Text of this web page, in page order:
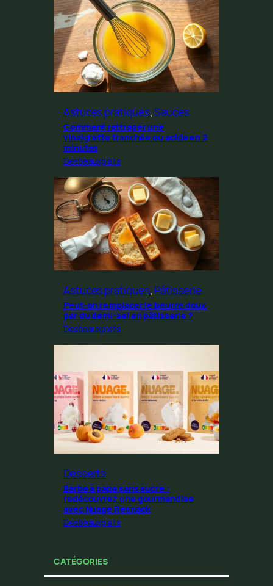
Astuces pratiques, Sauces
Comment rattraper une
vinaigrette tranchée ou acide en 2
minutes
Desbeauxplats
Astuces pratiques, Pâtisserie
Peut-on remplacer le beurre doux
par du demi-sel en pâtisserie ?
Desbeauxplats
Desserts
Barbe à papa sans sucre :
redécouvrez une gourmandise
avec Nuage Resnack
Desbeauxplats
CATÉGORIES